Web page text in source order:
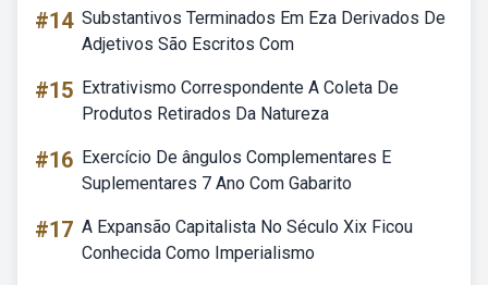
#14 Substantivos Terminados Em Eza Derivados De
Adjetivos São Escritos Com
#15 Extrativismo Correspondente A Coleta De
Produtos Retirados Da Natureza
#16 Exercício De ângulos Complementares E
Suplementares 7 Ano Com Gabarito
#17 A Expansão Capitalista No Século Xix Ficou
Conhecida Como Imperialismo